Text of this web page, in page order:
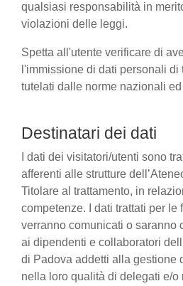
qualsiasi responsabilità in
violazioni delle leggi.
Spetta all'utente verificare di
l'immissione di dati personali di
tutelati dalle norme nazionali
Destinatari dei dati
I dati dei visitatori/utenti sono
afferenti alle strutture
Titolare al trattamento, in
competenze. I dati trattati per le
verranno comunicati o saranno
ai dipendenti e collaboratori
di Padova addetti alla gestione
nella loro qualità di delegati e/o